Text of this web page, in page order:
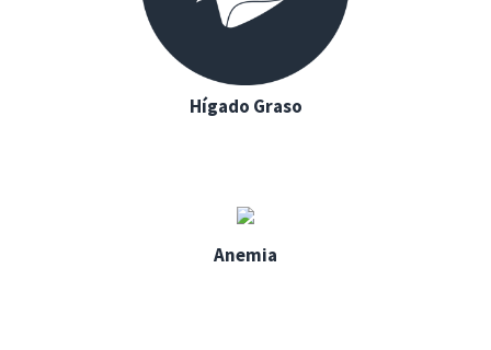
Hígado Graso
Anemia